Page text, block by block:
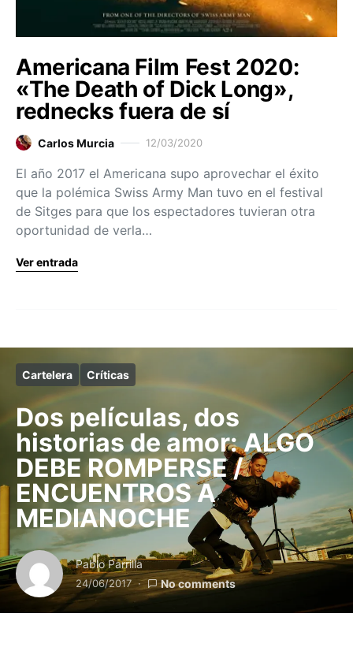
Americana Film Fest 2020:
«The Death of Dick Long»,
rednecks fuera de sí
Carlos Murcia 12/03/2020
El año 2017 el Americana supo aprovechar el éxito
que la polémica Swiss Army Man tuvo en el festival
de Sitges para que los espectadores tuvieran otra
oportunidad de verla…
Ver entrada
Cartelera Críticas
Dos películas, dos
historias de amor: ALGO
DEBE ROMPERSE /
ENCUENTROS A
MEDIANOCHE
Pablo Parrilla
24/06/2017 No comments